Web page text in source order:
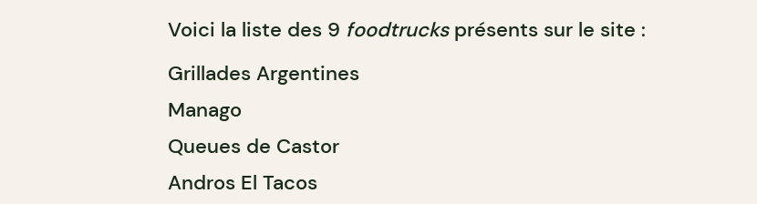
Voici la liste des 9 foodtrucksprésents sur le site :
Grillades Argentines
Manago
Queues de Castor
Andros El Tacos